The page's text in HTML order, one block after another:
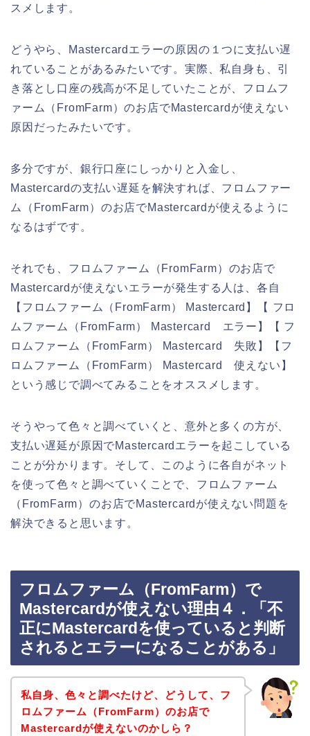
スメします。
どうやら、Mastercardエラーの原因の１つに支払い遅
れていることがあるみたいです。実際、私自身も、引
き落とし口座の残高が不足していたことが、フロムフ
ァーム（FromFarm）のお店でMastercardが使えない
原因だったみたいです。
多分ですが、銀行口座にしっかりと入金し、
Mastercardの支払い遅延を解決すれば、フロムファー
ム（FromFarm）のお店でMastercardが使えるように
なるはずです。
それでも、フロムファーム（FromFarm）のお店で
Mastercardが使えないエラーが発生する人は、各自
【フロムファーム（FromFarm） Mastercard】【 フロ
ムファーム（FromFarm） Mastercard エラー】【 フ
ロムファーム（FromFarm） Mastercard 失敗】【フ
ロムファーム（FromFarm） Mastercard 使えない】
という感じで調べてみることをオススメします。
そうやって色々と調べていくと、意外と多くの方が、
支払い遅延が原因でMastercardエラーを起こしている
ことが分かります。そして、このように各自がネット
を使って色々と調べていくことで、フロムファーム
（FromFarm）のお店でMastercardが使えない問題を
解決できると思います。
フロムファーム（FromFarm）で
Mastercardが使えない理由４．「不
正にMastercardを使っていると判断
されるとエラーになることがある」
私自身、色々と調べたけど、どうして、フ
ロムファーム（FromFarm）のお店で
Mastercardが使えないのかしら？